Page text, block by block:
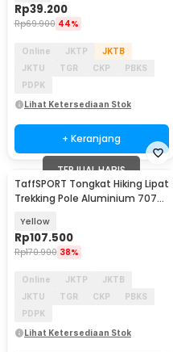
Rp39.200
Rp69.900 44%
Online JKTP
JKTB
JKTU
TGR CKP
PBKS
PDPK
Lihat Ketersediaan Stok
+ Keranjang
TERJUAL HABIS
TaffSPORT Tongkat Hiking Lipat
Trekking Pole Aluminium 7075
Yellow
Rp107.500
Rp170.900 38%
Online JKTP
JKTB
JKTU
TGR CKP
PBKS
PDPK
Lihat Ketersediaan Stok